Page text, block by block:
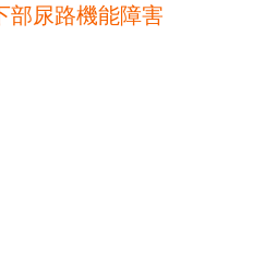
尿路機能障害